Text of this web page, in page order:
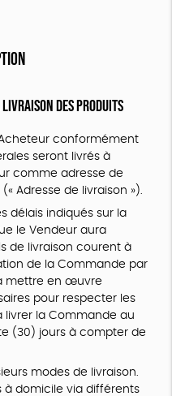
livraison des Produits
conformément
seront livrés à
comme adresse de
Adresse de livraison »).
délais indiqués sur la
le Vendeur aura
de livraison courent à
de la Commande par
à mettre en œuvre
pour respecter les
livrer la Commande au
(30) jours à compter de
modes de livraison.
à domicile via différents